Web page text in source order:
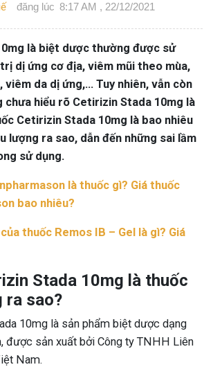
đăng lúc 8:17 AM , 22/12/2021
là biệt dược thường được sử
dị ứng cơ địa, viêm mũi theo mùa,
viêm da dị ứng,… Tuy nhiên, vẫn còn
chưa hiểu rõ Cetirizin Stada 10mg là
Cetirizin Stada 10mg là bao nhiêu
lượng ra sao, dẫn đến những sai lầm
sử dụng.
là thuốc gì? Giá thuốc
bao nhiêu?
thuốc Remos IB – Gel là gì? Giá
Stada 10mg là thuốc
ra sao?
10mg là sản phẩm biệt dược dạng
được sản xuất bởi Công ty TNHH Liên
Nam.